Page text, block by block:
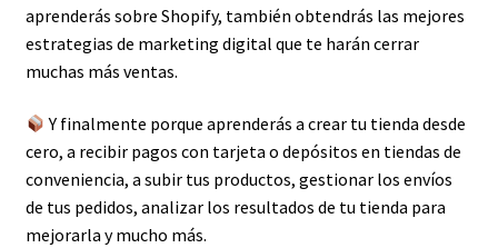
aprenderás sobre Shopify, también obtendrás las mejores
estrategias de marketing digital que te harán cerrar
muchas más ventas.
Y finalmente porque aprenderás a crear tu tienda desde
cero, a recibir pagos con tarjeta o depósitos en tiendas de
conveniencia, a subir tus productos, gestionar los envíos
de tus pedidos, analizar los resultados de tu tienda para
mejorarla y mucho más.